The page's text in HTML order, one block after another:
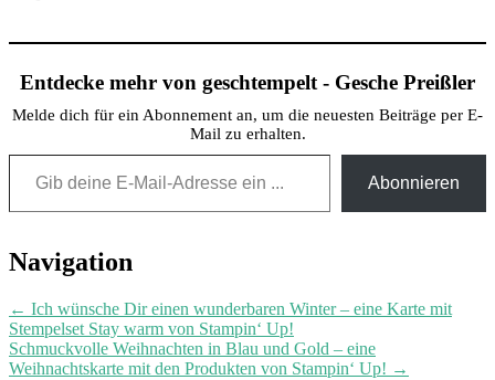
Entdecke mehr von geschtempelt - Gesche Preißler
Melde dich für ein Abonnement an, um die neuesten Beiträge per E-
Mail zu erhalten.
Gib deine E-Mail-Adresse ein ...
Abonnieren
Post
Navigation
← Ich wünsche Dir einen wunderbaren Winter – eine Karte mit
Stempelset Stay warm von Stampin‘ Up!
Schmuckvolle Weihnachten in Blau und Gold – eine
Weihnachtskarte mit den Produkten von Stampin‘ Up! →